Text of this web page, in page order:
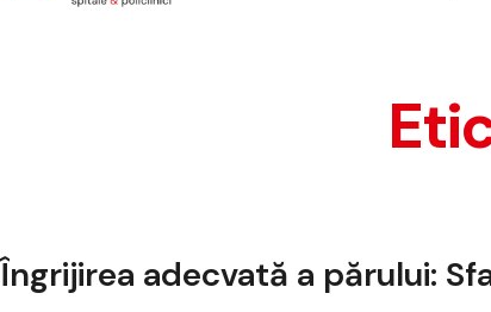
Îngrijirea adecvată a părului: